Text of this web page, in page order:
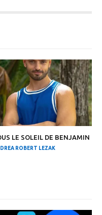
LE SOLEIL DE BENJAMIN
ROBERT LEZAK